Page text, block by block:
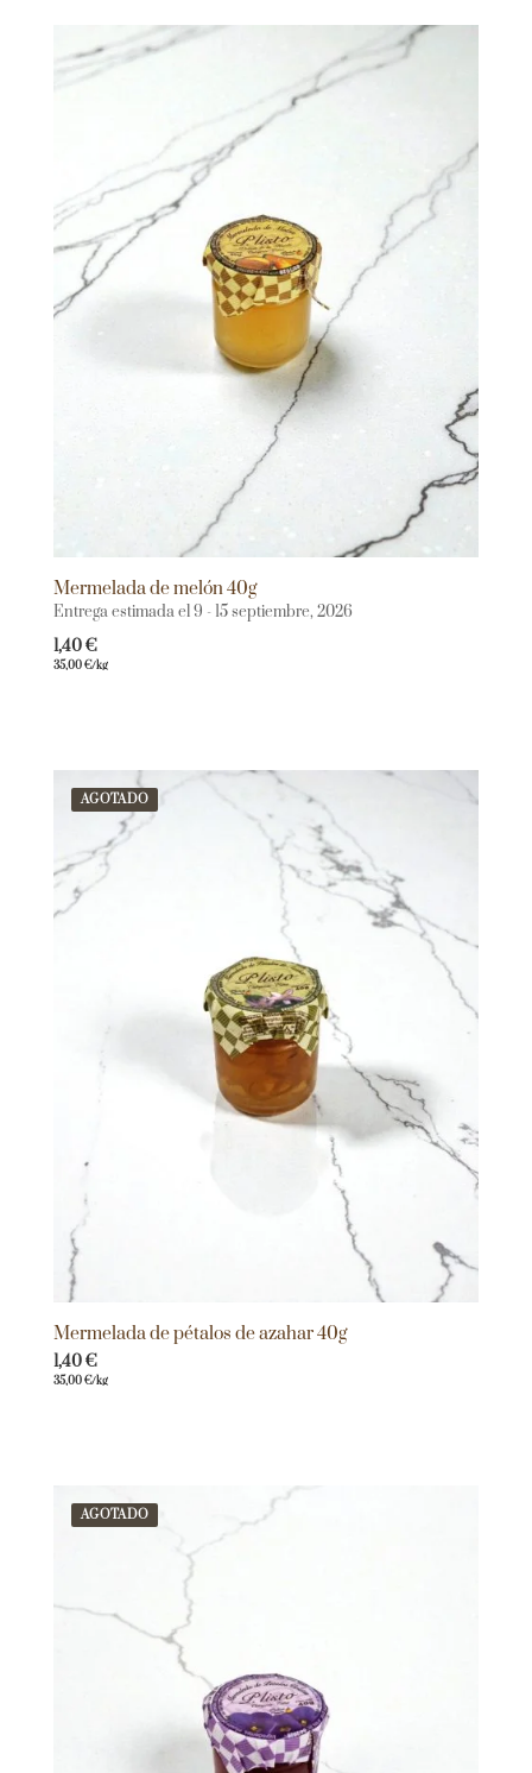
Mermelada de melón 40g
Entrega estimada el 9 - 15 septiembre, 2026
1,40€
35,00€/kg
AGOTADO
Mermelada de pétalos de azahar 40g
1,40€
35,00€/kg
AGOTADO